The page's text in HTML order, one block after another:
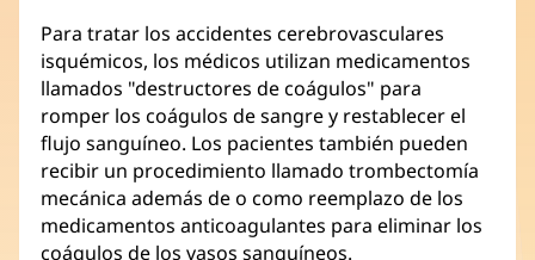
Para tratar los accidentes cerebrovasculares
isquémicos, los médicos utilizan medicamentos
llamados "destructores de coágulos" para
romper los coágulos de sangre y restablecer el
flujo sanguíneo. Los pacientes también pueden
recibir un procedimiento llamado trombectomía
mecánica además de o como reemplazo de los
medicamentos anticoagulantes para eliminar los
coágulos de los vasos sanguíneos.